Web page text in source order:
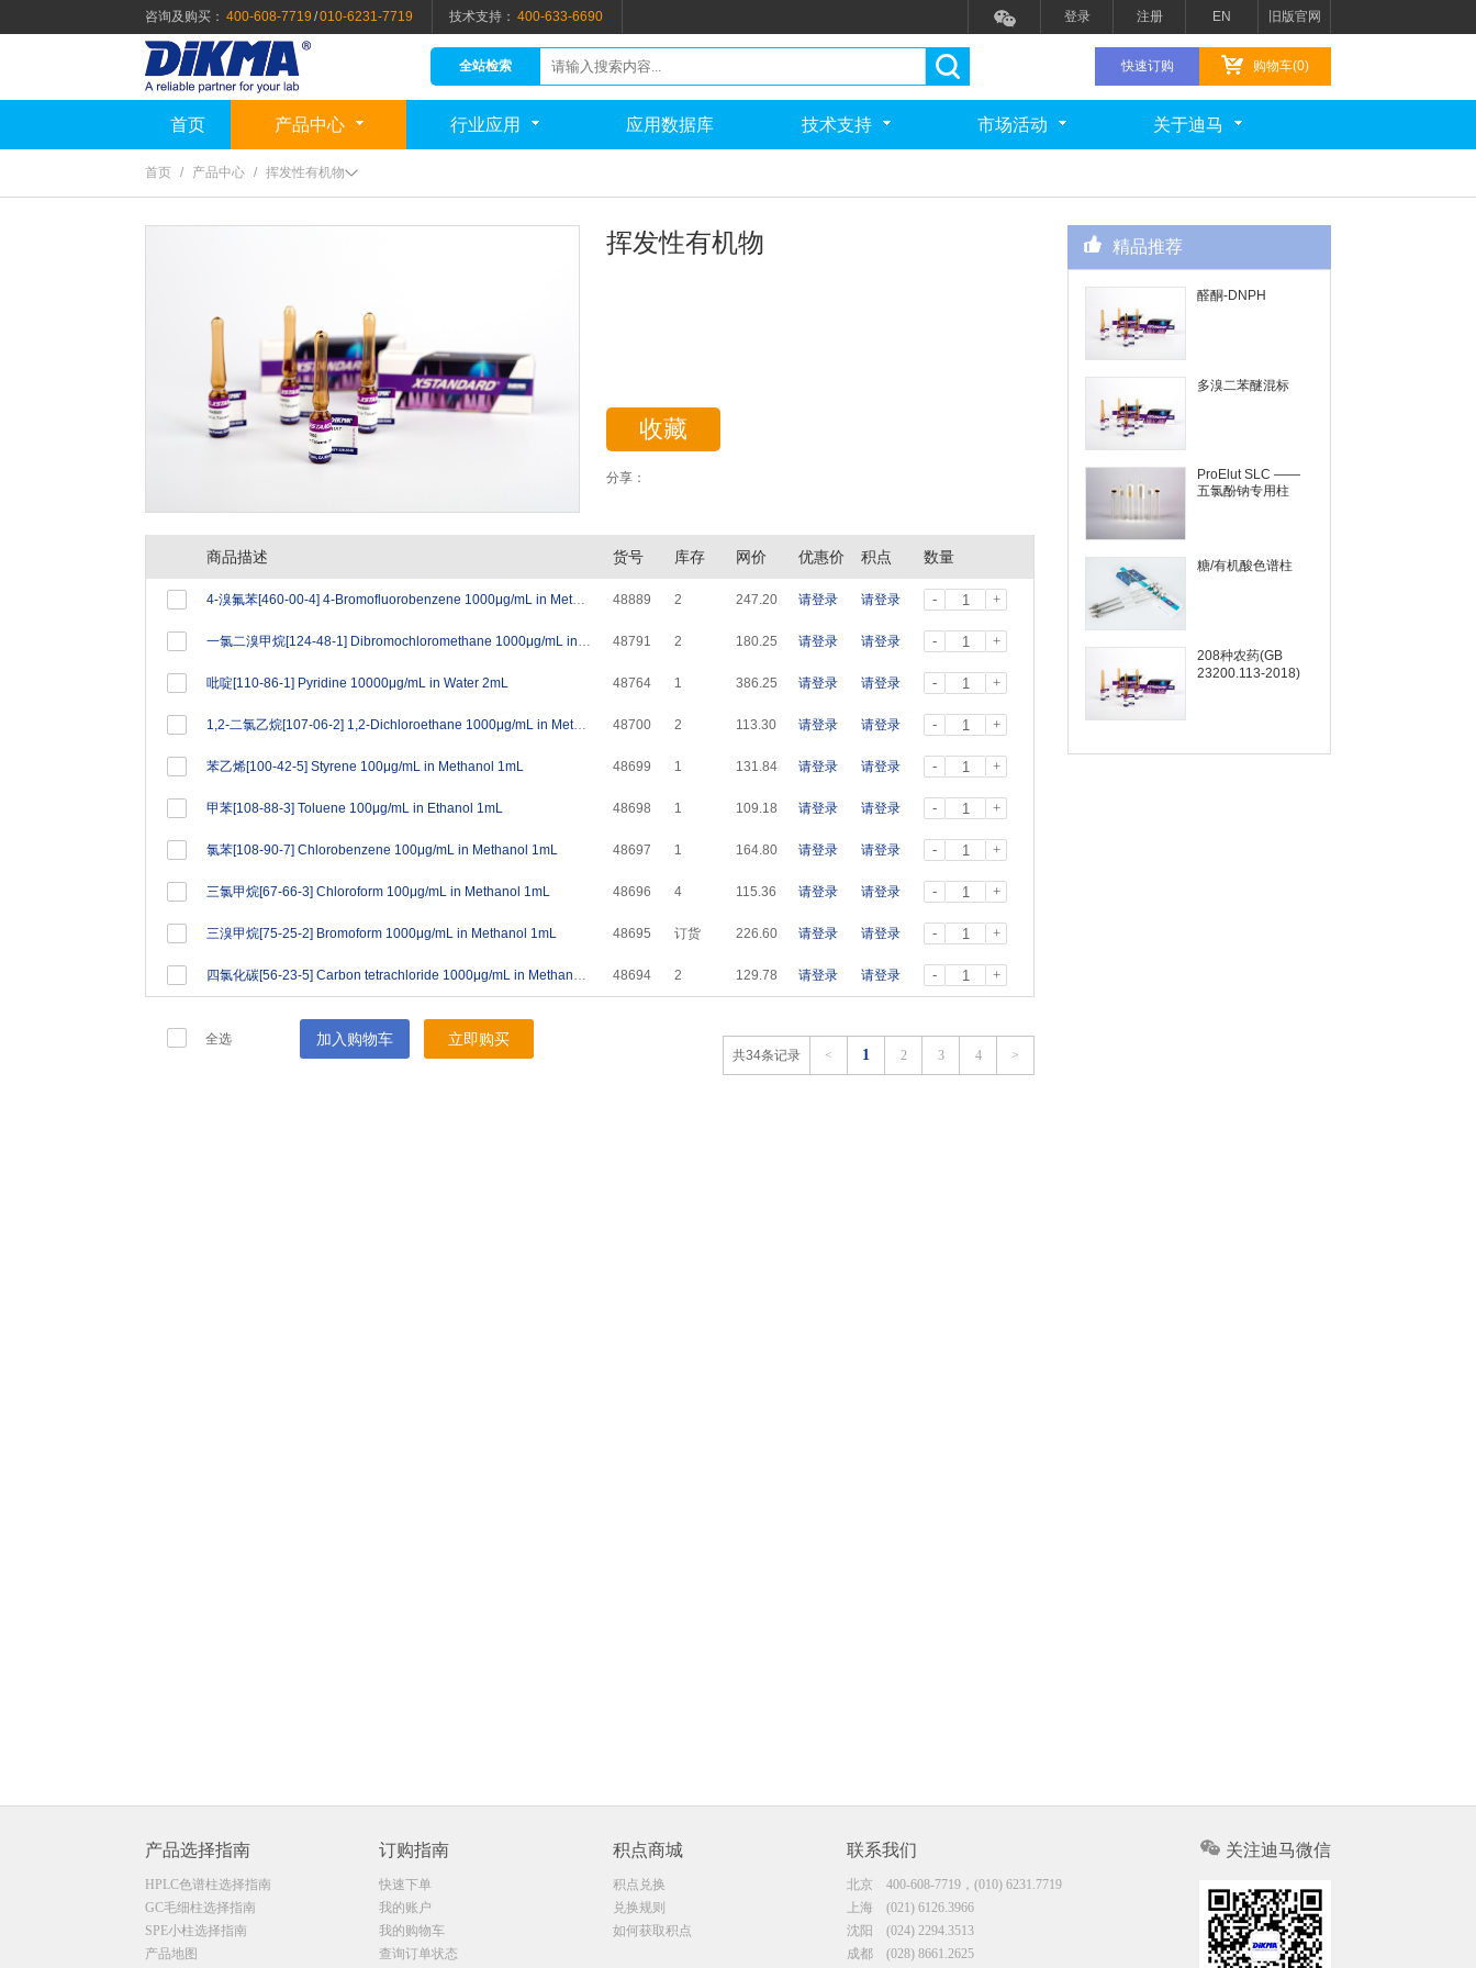
咨询及购买： 400-608-7719 /010-6231-7719 技术支持： 400-633-6690 旧版官网
EN
注册
登录
全站检索 快速订购 购物车(0)
首页 产品中心 行业应用 应用数据库 技术支持 市场活动 关于迪马
首页 / 产品中心 / 挥发性有机物
挥发性有机物
收藏
分享：
商品描述 货号 库存 网价 优惠价 积点 数量
4-溴氟苯[460-00-4] 4-Bromofluorobenzene 1000μg/mL in Methanol 1mL 48889 2 247.20 请登录 请登录 - +
一氯二溴甲烷[124-48-1] Dibromochloromethane 1000μg/mL in Methanol 1mL 48791 2 180.25 请登录 请登录 - +
吡啶[110-86-1] Pyridine 10000μg/mL in Water 2mL 48764 1 386.25 请登录 请登录 - +
1,2-二氯乙烷[107-06-2] 1,2-Dichloroethane 1000μg/mL in Methanol 1mL 48700 2 113.30 请登录 请登录 - +
苯乙烯[100-42-5] Styrene 100μg/mL in Methanol 1mL 48699 1 131.84 请登录 请登录 - +
甲苯[108-88-3] Toluene 100μg/mL in Ethanol 1mL 48698 1 109.18 请登录 请登录 - +
氯苯[108-90-7] Chlorobenzene 100μg/mL in Methanol 1mL 48697 1 164.80 请登录 请登录 - +
三氯甲烷[67-66-3] Chloroform 100μg/mL in Methanol 1mL 48696 4 115.36 请登录 请登录 - +
三溴甲烷[75-25-2] Bromoform 1000μg/mL in Methanol 1mL 48695 订货 226.60 请登录 请登录 - +
四氯化碳[56-23-5] Carbon tetrachloride 1000μg/mL in Methanol 1mL 48694 2 129.78 请登录 请登录 - +
全选 加入购物车 立即购买
共34条记录 < 1 2 3 4 >
精品推荐
醛酮-DNPH
多溴二苯醚混标
ProElut SLC ——
五氯酚钠专用柱
糖/有机酸色谱柱
208种农药(GB
23200.113-2018)
产品选择指南
HPLC色谱柱选择指南
GC毛细柱选择指南
SPE小柱选择指南
产品地图
订购指南
快速下单
我的账户
我的购物车
查询订单状态
积点商城
积点兑换
兑换规则
如何获取积点
联系我们
北京 400-608-7719，(010) 6231.7719
上海 (021) 6126.3966
沈阳 (024) 2294.3513
成都 (028) 8661.2625
关注迪马微信